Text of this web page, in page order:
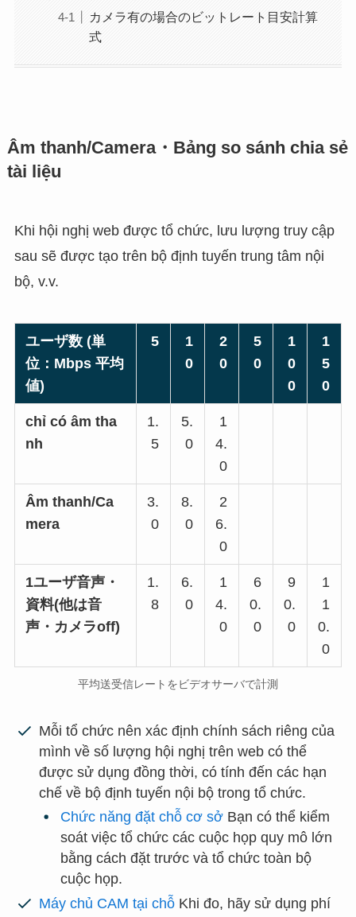
カメラ有の場合のビットレート目安計算
式
Âm thanh/Camera・Bảng so sánh chia sẻ
tài liệu
Khi hội nghị web được tổ chức, lưu lượng truy cập
sau sẽ được tạo trên bộ định tuyến trung tâm nội
bộ, v.v.
ユーザ数 (単
位：Mbps 平均
値)
5
1
0
2
0
5
0
1
0
0
1
5
0
chỉ có âm tha
nh
1.
5
5.
0
1
4.
0
Âm thanh/Ca
mera
3.
0
8.
0
2
6.
0
1ユーザ音声・
資料(他は音
声・カメラoff)
1.
8
6.
0
1
4.
0
6
0.
0
9
0.
0
1
1
0.
0
平均送受信レートをビデオサーバで計測
Mỗi tổ chức nên xác định chính sách riêng của
mình về số lượng hội nghị trên web có thể
được sử dụng đồng thời, có tính đến các hạn
chế về bộ định tuyến nội bộ trong tổ chức.
Chức năng đặt chỗ cơ sở Bạn có thể kiểm
soát việc tổ chức các cuộc họp quy mô lớn
bằng cách đặt trước và tổ chức toàn bộ
cuộc họp.
Máy chủ CAM tại chỗ Khi đo, hãy sử dụng phí